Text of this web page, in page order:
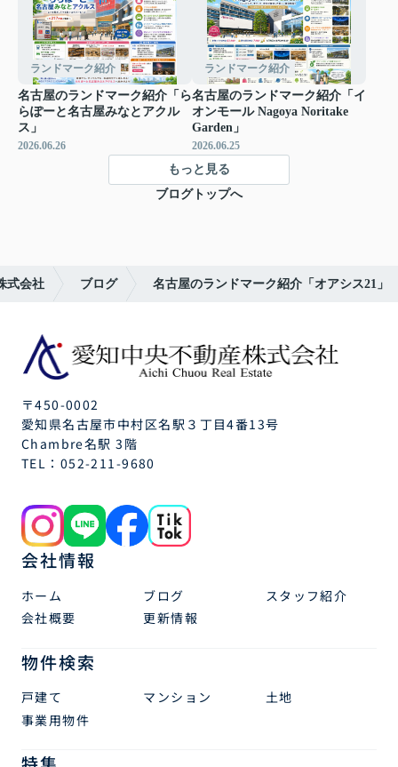
ランドマーク紹介
名古屋のランドマーク紹介「ら
らぽーと名古屋みなとアクル
ス」
2026.06.26
ランドマーク紹介
名古屋のランドマーク紹介「イ
オンモール Nagoya Noritake
Garden」
2026.06.25
もっと見る
ブログトップへ
式会社 ブログ 名古屋のランドマーク紹介「オアシス21」
〒450-0002
愛知県名古屋市中村区名駅３丁目4番13号
Chambre名駅 3階
TEL： 052-211-9680
会社情報
ホーム ブログ
スタッフ紹介
会社概要
更新情報
物件検索
戸建て マンション
土地
事業用物件